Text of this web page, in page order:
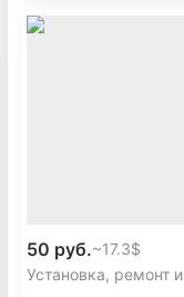
50 руб.~17.3$
Установка, ремонт